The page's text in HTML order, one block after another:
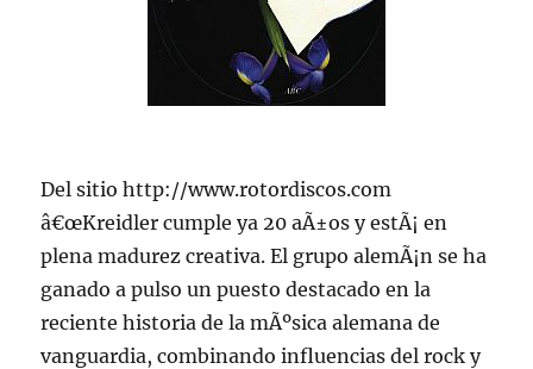
Del sitio http://www.rotordiscos.com
â€œKreidler cumple ya 20 aÃ±os y estÃ¡ en
plena madurez creativa. El grupo alemÃ¡n se ha
ganado a pulso un puesto destacado en la
reciente historia de la mÃºsica alemana de
vanguardia, combinando influencias del rock y